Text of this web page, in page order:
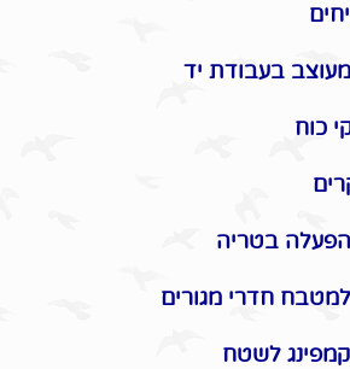
בעבודת יד
כוח
בטריה
חדרי מגורים
לשטח